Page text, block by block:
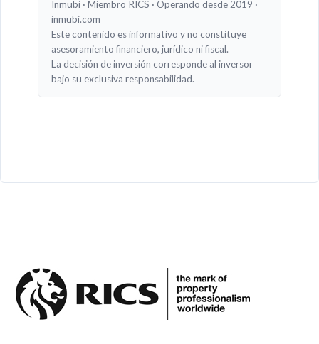
Inmubi · Miembro RICS · Operando desde 2019 ·
inmubi.com
Este contenido es informativo y no constituye
asesoramiento financiero, jurídico ni fiscal.
La decisión de inversión corresponde al inversor
bajo su exclusiva responsabilidad.